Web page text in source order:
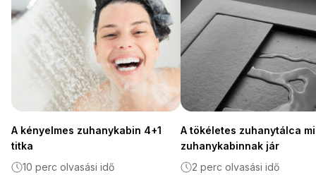
A kényelmes zuhanykabin 4+1
titka
10 perc olvasási idő
A tökéletes zuhanytálca
zuhanykabinnak jár
2 perc olvasási idő